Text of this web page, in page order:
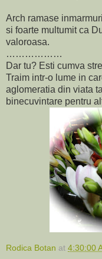
Arch ramase
si foarte multumit ca
valoroasa.
………………
Dar tu? Esti cumva
Traim intr-o lume in
aglomeratia din viata
binecuvintare pentru
Rodica Botan at 4:30:00